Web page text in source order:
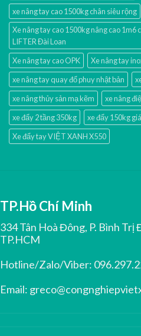
xe nâng tay cao 1500kg chân siêu rộng
Xe nâng tay cao 1500kg nâng cao 1m6
LIFTER Đài Loan
Xe nâng tay cao OPK
Xe nâng tay
xe nâng tay quay đổ phuy nhật bản
xe nâng thủy sản mạ kẽm
xe nâng
xe đẩy 2 tầng 350kg
xe đẩy 150kg
Xe đẩy tay VIỆT XANH X550
TP.Hồ Chí Minh
334 Tân Hoà Đông, P. Bình Trị
TP.HCM
Hotline/Zalo/Viber:
Email: